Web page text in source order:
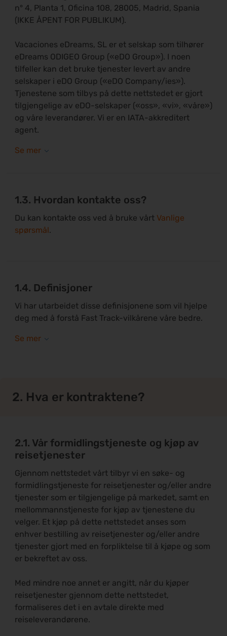
n° 4, Planta 1, Oficina 108, 28005, Madrid, Spania
(IKKE ÅPENT FOR PUBLIKUM).
Vacaciones eDreams, SL er et selskap som tilhører
eDreams ODIGEO Group («eDO Group»). I noen
tilfeller kan det bruke tjenester levert av andre
selskaper i eDO Group («eDO Company/ies»).
Tjenestene som tilbys på dette nettstedet er gjort
tilgjengelige av eDO-selskaper («oss», «vi», «våre»)
og våre leverandører. Vi er en IATA-akkreditert
agent.
1.3. Hvordan kontakte oss?
Du kan kontakte oss ved å bruke vårt Vanlige
spørsmål.
1.4. Definisjoner
Vi har utarbeidet disse definisjonene som vil hjelpe
deg med å forstå Fast Track-vilkårene våre bedre.
2. Hva er kontraktene?
2.1. Vår formidlingstjeneste og kjøp av
reisetjenester
Gjennom nettstedet vårt tilbyr vi en søke- og
formidlingstjeneste for reisetjenester og/eller andre
tjenester som er tilgjengelige på markedet, samt en
mellommannstjeneste for kjøp av tjenestene du
velger. Et kjøp på dette nettstedet anses som
enhver bestilling av reisetjenester og/eller andre
tjenester gjort med en forpliktelse til å kjøpe og som
er bekreftet av oss.
Med mindre noe annet er angitt, når du kjøper
reisetjenester gjennom dette nettstedet,
formaliseres det i en avtale direkte med
reiseleverandørene.